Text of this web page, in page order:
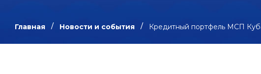
Главная Новости и события Кредитный портфель МСП